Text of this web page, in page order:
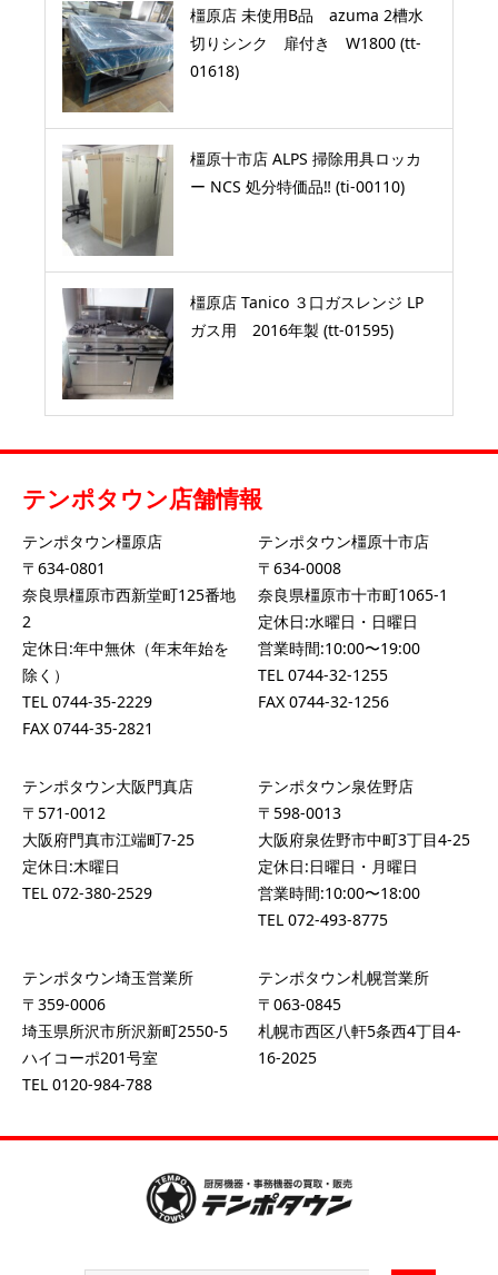
橿原店 未使用B品 azuma 2槽水
切りシンク 扉付き W1800 (tt-
01618)
橿原十市店 ALPS 掃除用具ロッカ
ー NCS 処分特価品‼ (ti-00110)
橿原店 Tanico ３口ガスレンジ LP
ガス用 2016年製 (tt-01595)
テンポタウン店舗情報
テンポタウン橿原店
〒634-0801
奈良県橿原市西新堂町125番地
2
定休日:年中無休（年末年始を
除く）
TEL 0744-35-2229
FAX 0744-35-2821
テンポタウン橿原十市店
〒634-0008
奈良県橿原市十市町1065-1
定休日:水曜日・日曜日
営業時間:10:00〜19:00
TEL 0744-32-1255
FAX 0744-32-1256
テンポタウン大阪門真店
〒571-0012
大阪府門真市江端町7-25
定休日:木曜日
TEL 072-380-2529
テンポタウン泉佐野店
〒598-0013
大阪府泉佐野市中町3丁目4-25
定休日:日曜日・月曜日
営業時間:10:00〜18:00
TEL 072-493-8775
テンポタウン埼玉営業所
〒359-0006
埼玉県所沢市所沢新町2550-5
ハイコーポ201号室
TEL 0120-984-788
テンポタウン札幌営業所
〒063-0845
札幌市西区八軒5条西4丁目4-
16-2025